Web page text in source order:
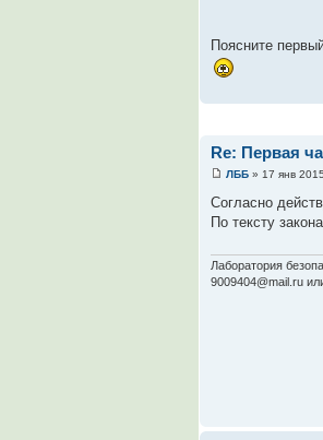
Поясните
Re: Первая
ЛББ » 17 янв
Согласно
По тексту
Лаборатория
9009404@mail.ru